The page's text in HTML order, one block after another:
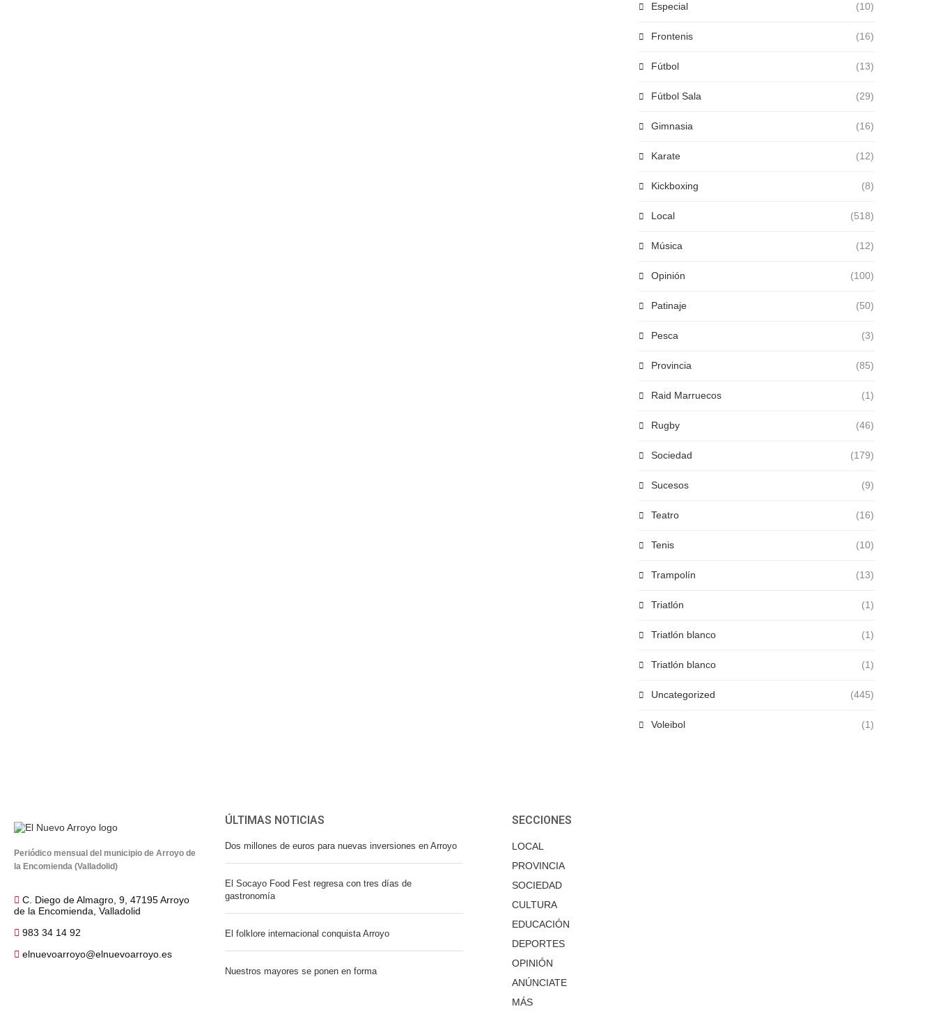
Especial (10)
Frontenis (16)
Fútbol (13)
Fútbol Sala (29)
Gimnasia (16)
Karate (12)
Kickboxing (8)
Local (518)
Música (12)
Opinión (100)
Patinaje (50)
Pesca (3)
Provincia (85)
Raid Marruecos (1)
Rugby (46)
Sociedad (179)
Sucesos (9)
Teatro (16)
Tenis (10)
Trampolín (13)
Triatlón (1)
Triatlón blanco (1)
Triatlón blanco (1)
Uncategorized (445)
Voleibol (1)
Periódico mensual del municipio de Arroyo de
la Encomienda (Valladolid)
C. Diego de Almagro, 9, 47195 Arroyo
de la Encomienda, Valladolid
983 34 14 92
elnuevoarroyo@elnuevoarroyo.es
ÚLTIMAS NOTICIAS
Dos millones de euros para nuevas inversiones en Arroyo
El Socayo Food Fest regresa con tres días de
gastronomía
El folklore internacional conquista Arroyo
Nuestros mayores se ponen en forma
SECCIONES
LOCAL
PROVINCIA
SOCIEDAD
CULTURA
EDUCACIÓN
DEPORTES
OPINIÓN
ANÚNCIATE
MÁS